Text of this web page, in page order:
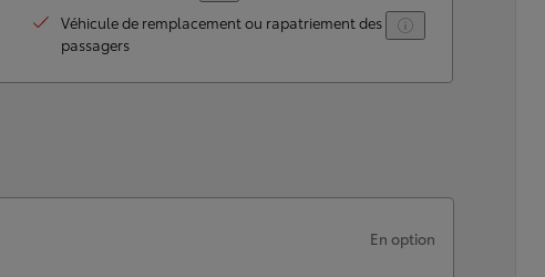
Véhicule de remplacement ou rapatriement des
passagers
En option